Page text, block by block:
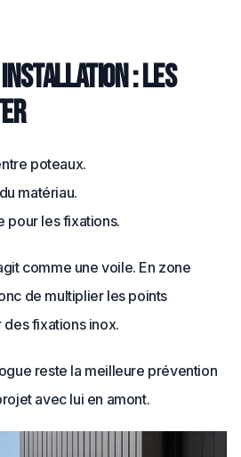
installation : les
poteaux.
matériau.
pour les fixations.
comme une voile. En zone
de multiplier les points
des fixations inox.
reste la meilleure prévention
avec lui en amont.